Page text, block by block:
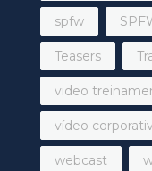
spfw
Teasers
video
vídeo
webcast